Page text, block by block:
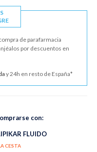
de parafarmacia
por descuentos en
y 24h en resto de España*
con:
FLUIDO
CESTA